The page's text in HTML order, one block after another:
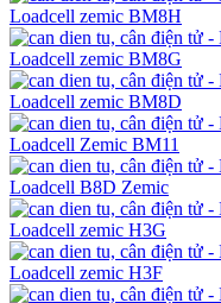
Loadcell zemic BM8H
Loadcell zemic BM8G
Loadcell zemic BM8D
Loadcell Zemic BM11
Loadcell B8D Zemic
Loadcell zemic H3G
Loadcell zemic H3F